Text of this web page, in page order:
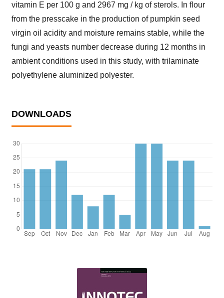
vitamin E per 100 g and 2967 mg / kg of sterols. In flour
from the presscake in the production of pumpkin seed
virgin oil acidity and moisture remains stable, while the
fungi and yeasts number decrease during 12 months in
ambient conditions used in this study, with trilaminate
polyethylene aluminized polyester.
DOWNLOADS